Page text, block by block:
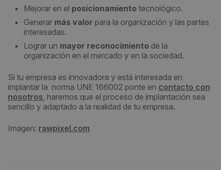
Mejorar en el posicionamiento tecnológico.
Generar más valor para la organización y las partes
interesadas.
Lograr un mayor reconocimiento de la
organización en el mercado y en la sociedad.
Si tu empresa es innovadora y está interesada en
implantar la norma UNE 166002 ponte en contacto con
nosotros, haremos que el proceso de implantación sea
sencillo y adaptado a la realidad de tu empresa.
Imagen: rawpixel.com